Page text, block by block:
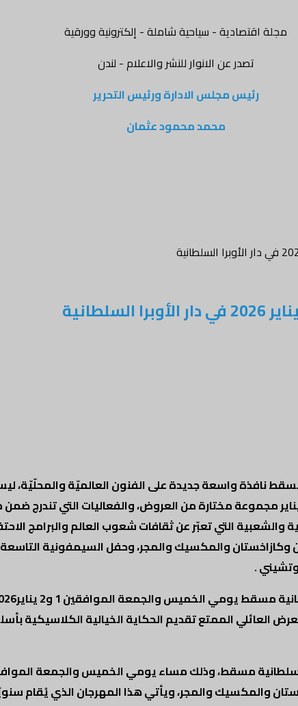
مجلة اقتصادية - سياحية شاملة - إلكترونية وورقية
تصدر عن الانوار للنشر والاعلام - لندن
رئيس مجلس الادارة ورئيس التحرير
محمد محمود عثمان
الأوبرا السلطانية مسقط نافذة واسعة جديدة على الفنون العالميّة
التي تعبّر عن ثقافات شعوب العالم والبرامج
والمكسيك والمجر، وحفل السيمفونية
.
4:00 مساءً. وسيُعيد هذا العرض العائلي الممتع تقديم الحكاية الخيالية
والمكسيك والمجر، ويأتي هذا المهرجان الذي يُقام